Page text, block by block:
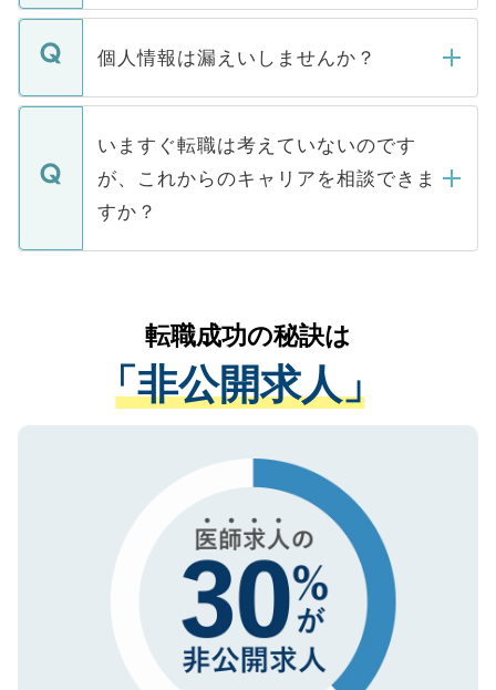
ません。
■応募殺到を避けるため 人気のある医療機
関を公にしてしまうと、応募が殺到する場
に、医療機関が求める条件に合った人材の
みを人材紹介会社に依頼するケースが増え
ています。
転職・入職を強要することは一切ありませ
ん。また、仮に応募先から内定をいただい
定を承諾する必要はありません。内定先へ
の辞退の連絡はキャリアパートナーが行い
個人情報は漏えいしませんか？
個人情報が漏えいすることはありませんの
で、ご安心ください。当サイトからの登録
などで収集したご登録者様の個人情報は、
ご本人のキャリアアップおよび転職活動の
支援を目的に使用いたします。お預かりし
ているすべての個人データはご本人の許可
は、個人情報の取り扱いについての厳密な
管理基準を満たした事業者のみに付与され
る、プライバシーマークを取得済みです。
で、機密保持に関してもご安心ください。
いますぐ転職は考えていないのです
が、これからのキャリアを相談できま
すか？
かがいして、現在の医療機関の状況や紹介
経験をまじえながら、適切なアドバイスを
させていただきます。すぐにご転職をされ
ない方には、長期的なサポートが可能です
ので、まずはご登録ください。
転職成功の秘訣は
「非公開求人」